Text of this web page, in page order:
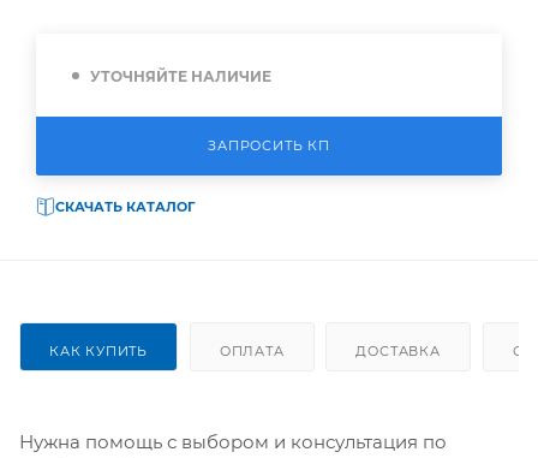
УТОЧНЯЙТЕ НАЛИЧИЕ
ЗАПРОСИТЬ КП
СКАЧАТЬ КАТАЛОГ
КАК КУПИТЬ ОПЛАТА ДОСТАВКА
Нужна помощь с выбором и консультация по